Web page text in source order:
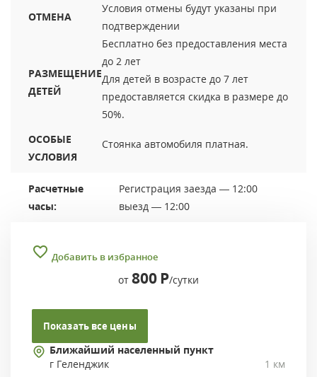
ОТМЕНА
Условия отмены будут указаны при
подтверждении
РАЗМЕЩЕНИЕ
ДЕТЕЙ
Бесплатно без предоставления места
до 2 лет
Для детей в возрасте до 7 лет
предоставляется скидка в размере до
50%.
ОСОБЫЕ
УСЛОВИЯ
Стоянка автомобиля платная.
Расчетные
часы:
Регистрация заезда — 12:00
выезд — 12:00
Добавить в избранное
от 800 Р/сутки
Показать все цены
Ближайший населенный пункт
г Геленджик
1 км